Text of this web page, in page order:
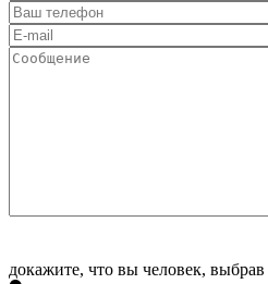
докажите, что вы человек, выбрав